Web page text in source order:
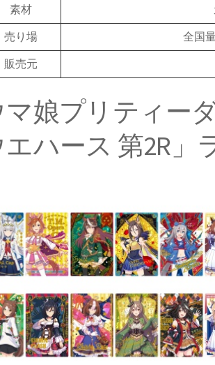
素材
売り場 全国
販売元
マ娘プリティー
エハース 第2R」